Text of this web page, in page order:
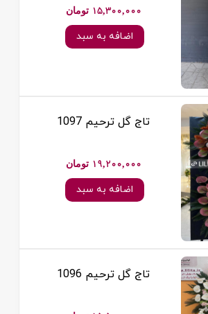
15,300,000 تومان
اضافه به سبد
تاج گل ترحیم 1097
19,200,000 تومان
اضافه به سبد
تاج گل ترحیم 1096